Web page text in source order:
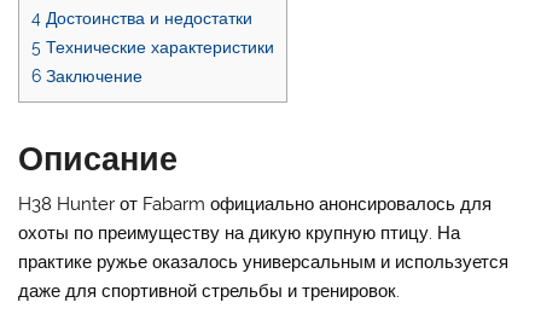
4 Достоинства и недостатки
5 Технические характеристики
6 Заключение
Описание
H38 Hunter от Fabarm официально анонсировалось для
охоты по преимуществу на дикую крупную птицу. На
практике ружье оказалось универсальным и используется
даже для спортивной стрельбы и тренировок.